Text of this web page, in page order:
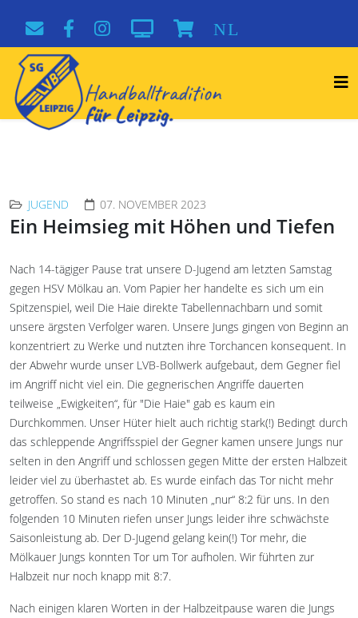
NL
JUGEND 07. NOVEMBER 2023
Ein Heimsieg mit Höhen und Tiefen
Nach 14-tägiger Pause trat unsere D-Jugend am letzten Samstag
gegen HSV Mölkau an. Vom Papier her handelte es sich um ein
Spitzenspiel, weil Die Haie direkte Tabellennachbarn und somit
unsere ärgsten Verfolger waren. Unsere Jungs gingen von Beginn an
konzentriert zu Werke und nutzten ihre Torchancen konsequent. In
der Abwehr wurde unser LVB-Bollwerk aufgebaut, dem Gegner fiel
im Angriff nicht viel ein. Die gegnerischen Angriffe dauerten
teilweise „Ewigkeiten“, für "Die Haie" gab es kaum ein
Durchkommen. Unser Hüter hielt auch richtig stark(!) Bedingt durch
das schleppende Angriffsspiel der Gegner kamen unsere Jungs nur
selten in den Angriff und schlossen gegen Mitte der ersten Halbzeit
leider viel zu überhastet ab. Es wurde einfach das Tor nicht mehr
getroffen. So stand es nach 10 Minuten „nur“ 8:2 für uns. In den
folgenden 10 Minuten riefen unser Jungs leider ihre schwächste
Saisonleistung ab. Der D-Jugend gelang kein(!) Tor mehr, die
Mölkauer Jungs konnten Tor um Tor aufholen. Wir führten zur
Halbzeit nur noch knapp mit 8:7.
Nach einigen klaren Worten in der Halbzeitpause waren die Jungs